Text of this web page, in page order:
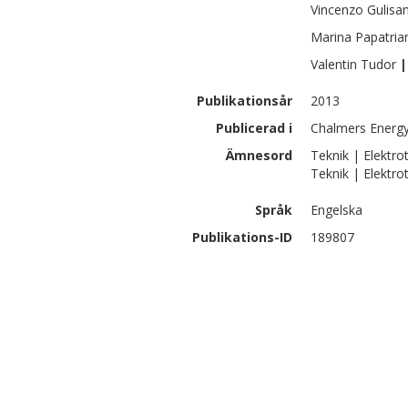
Vincenzo
Marina
Valentin Tudor |
Publikationsår
2013
Publicerad i
Chalmers
Ämnesord
Teknik |
Teknik |
Språk
Engelska
Publikations-ID
189807